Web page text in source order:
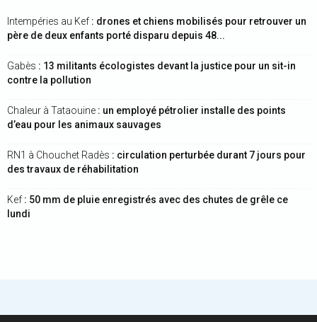
Intempéries au Kef : drones et chiens mobilisés pour retrouver un
père de deux enfants porté disparu depuis 48...
Gabès : 13 militants écologistes devant la justice pour un sit-in
contre la pollution
Chaleur à Tataouine : un employé pétrolier installe des points
d’eau pour les animaux sauvages
RN1 à Chouchet Radès : circulation perturbée durant 7 jours pour
des travaux de réhabilitation
Kef : 50 mm de pluie enregistrés avec des chutes de grêle ce
lundi